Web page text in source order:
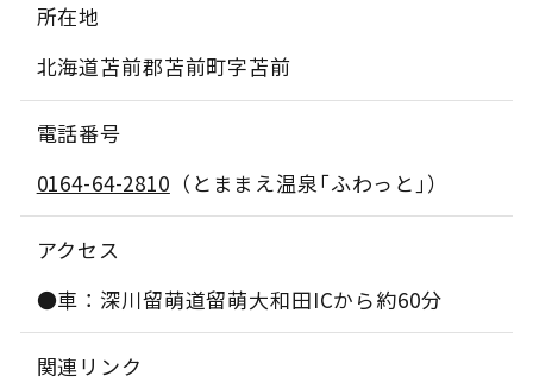
所在地
北海道苫前郡苫前町字苫前
電話番号
0164-64-2810 （とままえ温泉｢ふわっと｣）
アクセス
●車：深川留萌道留萌大和田ICから約60分
関連リンク